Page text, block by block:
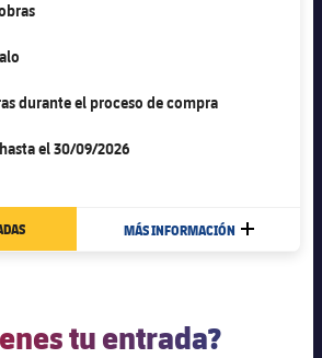
durante el proceso de compra
el 30/09/2026
MÁS INFORMACIÓN MÁS
tu entrada?